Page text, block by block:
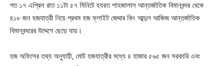
গত ১৭ এপ্রিল রাত ১১টা ৫৭ মিনিটে হযরত শাহজালাল আন্তর্জাতিক বিমানবন্দর থেকে
৪১৮ জন হজযাত্রী নিয়ে প্রথম হজ ফ্লাইট জেদ্দার কিং আব্দুল আজিজ আন্তর্জাতিক
বিমানবন্দরের উদ্দেশে ছেড়ে যায়।
হজ অফিসের তথ্য অনুযায়ী, মোট হজযাত্রীর মধ্যে ৪ হাজার ৫৬৫ জন সরকারি এবং